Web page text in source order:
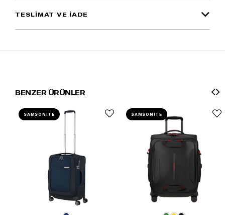
TESLİMAT VE İADE
BENZER ÜRÜNLER
SAMSONITE SAMSONITE